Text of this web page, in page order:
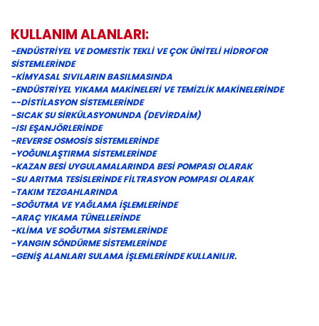
KULLANIM ALANLARI:
-ENDÜSTRİYEL VE DOMESTİK TEKLİ VE ÇOK ÜNİTELİ HİDROFOR
SİSTEMLERİNDE
-KİMYASAL SIVILARIN BASILMASINDA
-ENDÜSTRİYEL YIKAMA MAKİNELERİ VE TEMİZLİK MAKİNELERİNDE
--DİSTİLASYON SİSTEMLERİNDE
-SICAK SU SİRKÜLASYONUNDA (DEVİRDAİM)
-ISI EŞANJÖRLERİNDE
-REVERSE OSMOSİS SİSTEMLERİNDE
-YOĞUNLAŞTIRMA SİSTEMLERİNDE
-KAZAN BESİ UYGULAMALARINDA BESİ POMPASI OLARAK
-SU ARITMA TESİSLERİNDE FİLTRASYON POMPASI OLARAK
-TAKIM TEZGAHLARINDA
-SOĞUTMA VE YAĞLAMA İŞLEMLERİNDE
-ARAÇ YIKAMA TÜNELLERİNDE
-KLİMA VE SOĞUTMA SİSTEMLERİNDE
-YANGIN SÖNDÜRME SİSTEMLERİNDE
-GENİŞ ALANLARI SULAMA İŞLEMLERİNDE KULLANILIR.